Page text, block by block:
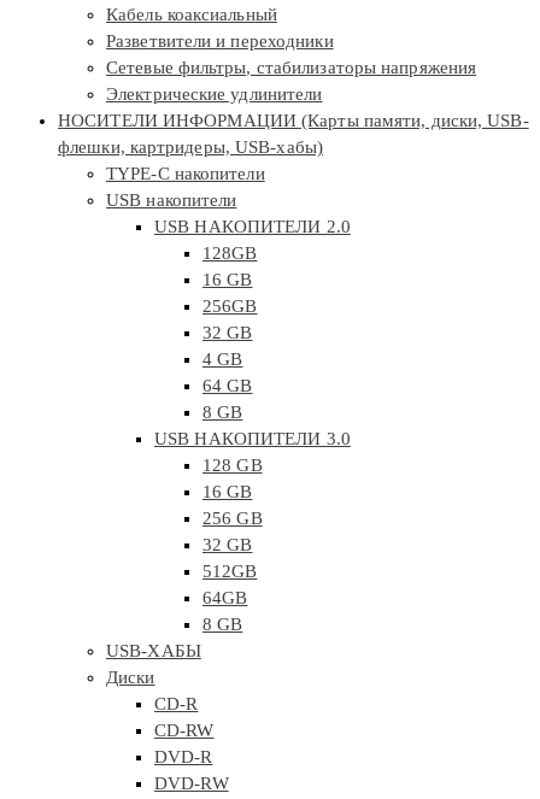
Кабель коаксиальный
Разветвители и переходники
Сетевые фильтры, стабилизаторы напряжения
Электрические удлинители
НОСИТЕЛИ ИНФОРМАЦИИ (Карты памяти, диски, USB-
флешки, картридеры, USB-хабы)
TYPE-C накопители
USB накопители
USB НАКОПИТЕЛИ 2.0
128GB
16 GB
256GB
32 GB
4 GB
64 GB
8 GB
USB НАКОПИТЕЛИ 3.0
128 GB
16 GB
256 GB
32 GB
512GB
64GB
8 GB
USB-ХАБЫ
Диски
CD-R
CD-RW
DVD-R
DVD-RW